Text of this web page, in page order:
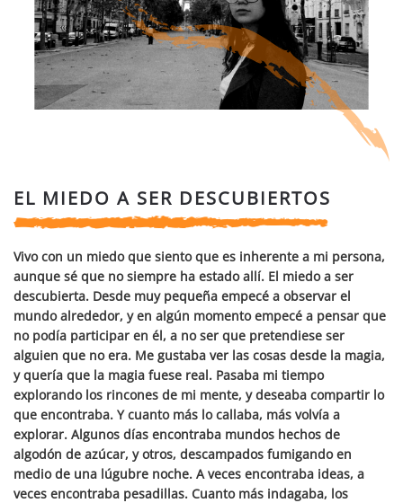
EL MIEDO A SER DESCUBIERTOS
Vivo con un miedo que siento que es inherente a mi persona,
aunque sé que no siempre ha estado allí. El miedo a ser
descubierta. Desde muy pequeña empecé a observar el
mundo alrededor, y en algún momento empecé a pensar que
no podía participar en él, a no ser que pretendiese ser
alguien que no era. Me gustaba ver las cosas desde la magia,
y quería que la magia fuese real. Pasaba mi tiempo
explorando los rincones de mi mente, y deseaba compartir lo
que encontraba. Y cuanto más lo callaba, más volvía a
explorar. Algunos días encontraba mundos hechos de
algodón de azúcar, y otros, descampados fumigando en
medio de una lúgubre noche. A veces encontraba ideas, a
veces encontraba pesadillas. Cuanto más indagaba, los